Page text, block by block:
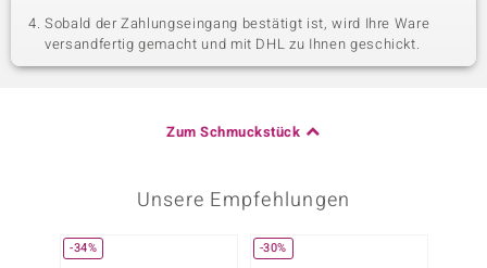
Sobald der Zahlungseingang bestätigt ist, wird Ihre Ware
versandfertig gemacht und mit DHL zu Ihnen geschickt.
Zum Schmuckstück
Unsere Empfehlungen
-34% -30%